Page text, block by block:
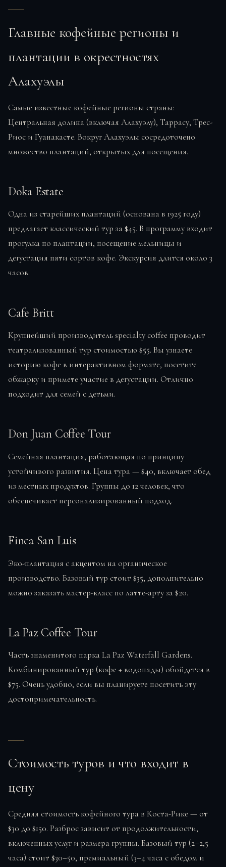
Главные кофейные регионы и
плантации в окрестностях
Алахуэлы
Самые известные кофейные регионы страны:
Центральная долина (включая Алахуэлу), Таррасу, Трес-
Риос и Гуанакасте. Вокруг Алахуэлы сосредоточено
множество плантаций, открытых для посещения.
Doka Estate
Одна из старейших плантаций (основана в 1925 году)
предлагает классический тур за$45. В программу входит
прогулка по плантации, посещение мельницы и
дегустация пяти сортов кофе. Экскурсия длится около 3
часов.
Cafe Britt
Крупнейший производитель specialty coffee проводит
театрализованный тур стоимостью $55. Вы узнаете
историю кофе в интерактивном формате, посетите
обжарку и примете участие в дегустации. Отлично
подходит для семей с детьми.
Don Juan Coffee Tour
Семейная плантация, работающая по принципу
устойчивого развития. Цена тура —$40, включает обед
из местных продуктов. Группы до 12 человек, что
обеспечивает персонализированный подход.
Finca San Luis
Эко-плантация с акцентом на органическое
производство. Базовый тур стоит $35, дополнительно
можно заказать мастер-класс по латте-арту за $20.
La Paz Coffee Tour
Часть знаменитого парка La Paz Waterfall Gardens.
Комбинированный тур (кофе + водопады) обойдется в
$75. Очень удобно, если вы планируете посетить эту
достопримечательность.
Стоимость туров и что входит в
цену
Средняя стоимость кофейного тура в Коста-Рике — от
$30 до $150. Разброс зависит от продолжительности,
включенных услуг и размера группы. Базовый тур (2–2,5
часа) стоит $30–50, премиальный (3–4 часа с обедом и